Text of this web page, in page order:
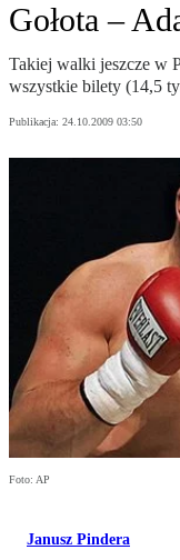
Gołota –
Takiej walki jeszcze w
wszystkie bilety (14,5
Publikacja: 24.10.2009 03:50
Foto: AP
Janusz Pindera